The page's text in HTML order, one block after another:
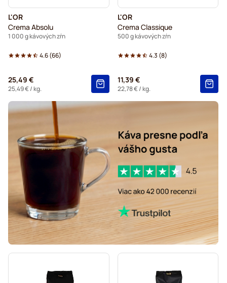
Zrnková káva Kaffekapslen
L'OR
Crema Absolu
1 000 g kávových zŕn
4.6(66)
25,49 €
25,49 €/ kg.
L'OR
Crema Classique
500 g kávových zŕn
4.3 (8)
11,39 €
22,78 €/ kg.